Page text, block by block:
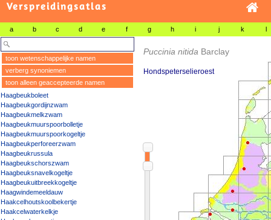
Verspreidingsatlas
a b c d e f g h i j k l
toon wetenschappelijke namen
verberg synoniemen
toon alleen geaccepteerde namen
Haagbeukboleet
Haagbeukgordijnzwam
Haagbeukmelkzwam
Haagbeukmuurspoorbolletje
Haagbeukmuurspoorkogeltje
Haagbeukperforeerzwam
Haagbeukrussula
Haagbeukschorszwam
Haagbeuksnavelkogeltje
Haagbeukuitbreekkogeltje
Haagwindemeeldauw
Haakcelhoutskoolbekertje
Haakcelwaterkelkje
Puccinia nitida Barclay
Hondspeterselieroest